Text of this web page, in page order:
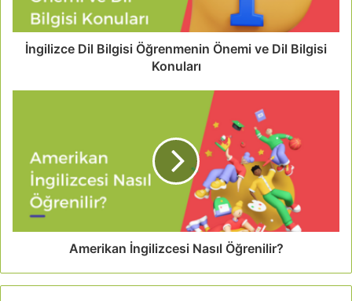
İngilizce Dil Bilgisi Öğrenmenin Önemi ve Dil Bilgisi
Konuları
Amerikan İngilizcesi Nasıl Öğrenilir?